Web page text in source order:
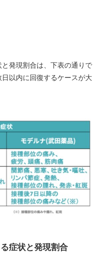
発現割合は、下表の通りで
以内に回復するケースが大
症状と発現割合